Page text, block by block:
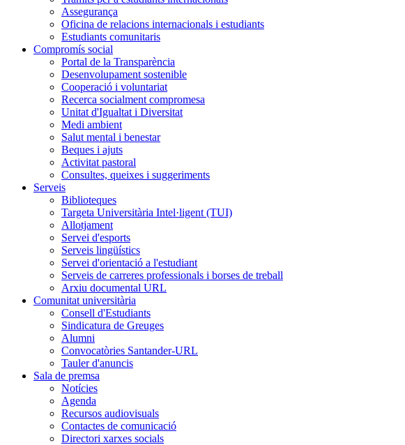
Assegurança
Oficina de relacions internacionals i estudiants
Estudiants comunitaris
Compromís social
Portal de la Transparència
Desenvolupament sostenible
Cooperació i voluntariat
Recerca socialment compromesa
Unitat d'Igualtat i Diversitat
Medi ambient
Salut mental i benestar
Beques i ajuts
Activitat pastoral
Consultes, queixes i suggeriments
Serveis
Biblioteques
Targeta Universitària Intel·ligent (TUI)
Allotjament
Servei d'esports
Serveis lingüístics
Servei d'orientació a l'estudiant
Serveis de carreres professionals i borses de treball
Arxiu documental URL
Comunitat universitària
Consell d'Estudiants
Sindicatura de Greuges
Alumni
Convocatòries Santander-URL
Tauler d'anuncis
Sala de premsa
Notícies
Agenda
Recursos audiovisuals
Contactes de comunicació
Directori xarxes socials